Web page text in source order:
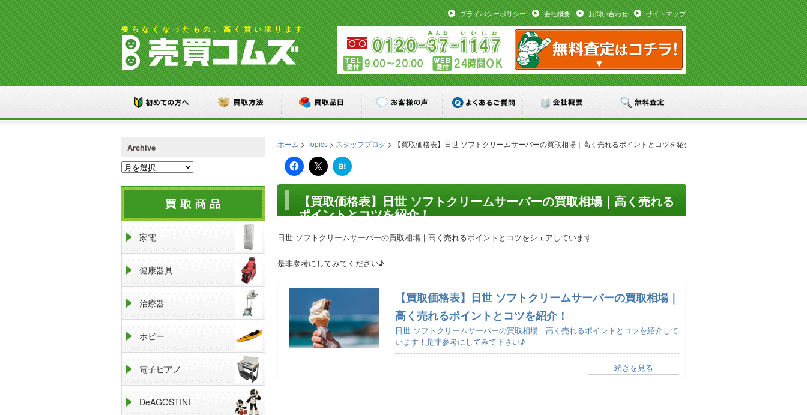
要らなくなったもの、高く買い取ります
プライバシーポリシー 会社概要 お問い合わせ サイトマップ
ホーム > Topics > スタッフブログ > 【買取価格表】日世 ソフトクリームサーバーの買取相場｜高く売れるポイントとコツを紹介！
は
て
ッ
ク
マ
ー
【買取価格表】日世 ソフトクリームサーバーの買取相場｜高く売れる
ポイントとコツを紹介！
日世 ソフトクリームサーバーの買取相場｜高く売れるポイントとコツをシェアしています
是非参考にしてみてください♪
【買取価格表】日世 ソフトクリームサーバーの買取相場｜
高く売れるポイントとコツを紹介！
日世 ソフトクリームサーバーの買取相場｜高く売れるポイントとコツを紹介して
います！是非参考にしてみて下さい♪
続きを見る
Archive
家電
健康器具
治療器
ホビー
電子ピアノ
DeAGOSTINI